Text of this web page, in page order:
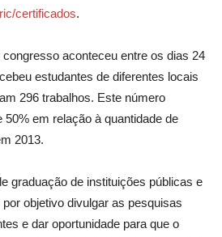
certificados.
congresso aconteceu entre os dias 24
estudantes de diferentes locais
296 trabalhos. Este número
em relação à quantidade de
2013.
graduação de instituições públicas e
objetivo divulgar as pesquisas
e dar oportunidade para que o